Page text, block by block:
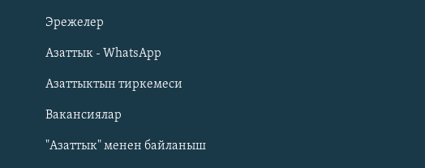
Русский
ОНЛАЙН ШЕРИНЕ
Эрежелер
Азаттык - WhatsApp
Азаттыктын тиркемеси
Вакансиялар
"Азаттык" менен байланыш